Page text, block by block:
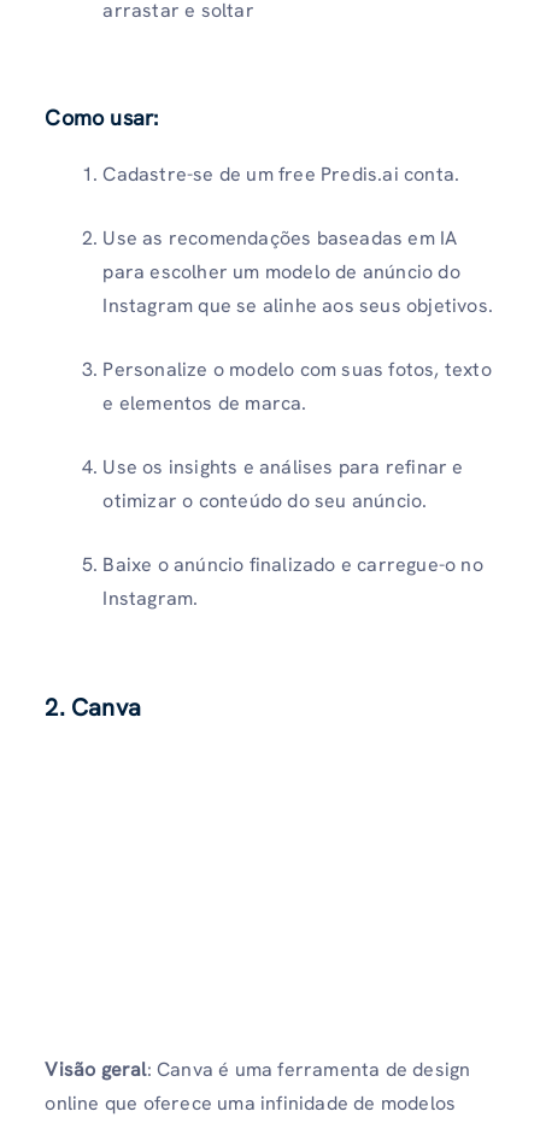
arrastar e soltar
Como usar:
Cadastre-se de um free Predis.ai conta.
Use as recomendações baseadas em IA
para escolher um modelo de anúncio do
Instagram que se alinhe aos seus objetivos.
Personalize o modelo com suas fotos, texto
e elementos de marca.
Use os insights e análises para refinar e
otimizar o conteúdo do seu anúncio.
Baixe o anúncio finalizado e carregue-o no
Instagram.
2. Canva
Visão geral: Canva é uma ferramenta de design
online que oferece uma infinidade de modelos